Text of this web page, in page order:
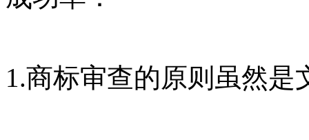
1.商标审查的原则虽然